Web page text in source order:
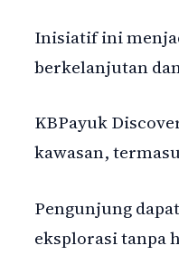
Inisiatif ini
berkelanjutan
KBPayuk
kawasan,
Pengunjung
eksplorasi tanpa